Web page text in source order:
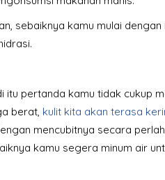
sebaiknya kamu mulai dengan
itu pertanda kamu tidak cukup
berat, kulit kita akan terasa
mencubitnya secara
kamu segera minum air